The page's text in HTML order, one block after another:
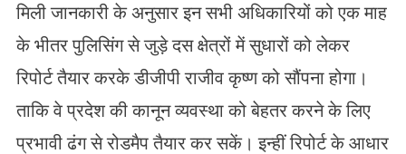
मिली जानकारी के अनुसार इन सभी अधिकारियों को एक माह
के भीतर पुलिसिंग से जुड़े दस क्षेत्रों में सुधारों को लेकर
रिपोर्ट तैयार करके डीजीपी राजीव कृष्ण को सौंपना होगा।
ताकि वे प्रदेश की कानून व्यवस्था को बेहतर करने के लिए
प्रभावी ढंग से रोडमैप तैयार कर सकें। इन्हीं रिपोर्ट के आधार